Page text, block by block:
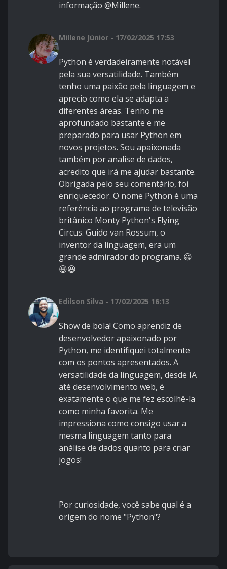
informação @Millene.
Millene Júnior - 17/02/2025 17:53
Python é verdadeiramente notável
pela sua versatilidade. Também
tenho uma paixão pela linguagem e
aprecio como ela se adapta a
diferentes áreas. Tenho me
aprofundado bastante e me
preparado para usar Python em
novos projetos. Sou apaixonada
também por analise de dados,
acredito que irá me ajudar bastante.
Obrigada pelo seu comentário, foi
enriquecedor. O nome Python é uma
referência ao programa de televisão
britânico Monty Python's Flying
Circus. Guido van Rossum, o
inventor da linguagem, era um
grande admirador do programa. 😃
😃😃
Edilson Silva - 17/02/2025 16:13
Show de bola! Como aprendiz de
desenvolvedor apaixonado por
Python, me identifiquei totalmente
com os pontos apresentados. A
versatilidade da linguagem, desde IA
até desenvolvimento web, é
exatamente o que me fez escolhê-la
como minha favorita. Me
impressiona como consigo usar a
mesma linguagem tanto para
análise de dados quanto para criar
jogos!
Por curiosidade, você sabe qual é a
origem do nome "Python"?